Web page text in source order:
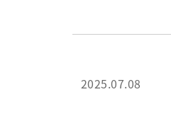
2025.07.08